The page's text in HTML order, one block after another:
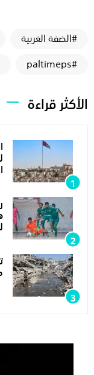
#الضفة الغربية
#paltimeps
الأكثر قراءة